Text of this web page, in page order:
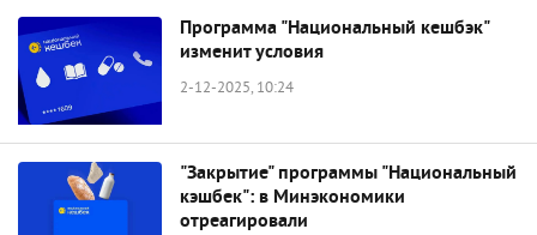
Программа "Национальный кешбэк"
изменит условия
2-12-2025, 10:24
"Закрытие" программы "Национальный
кэшбек": в Минэкономики
отреагировали